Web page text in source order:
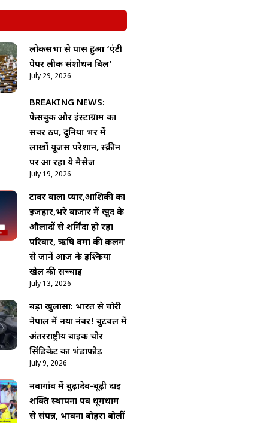
लोकसभा से पास हुआ ‘एंटी
पेपर लीक संशोधन बिल’
July 29, 2026
BREAKING NEWS:
फेसबुक और इंस्टाग्राम का
सर्वर ठप, दुनिया भर में
लाखों यूजर्स परेशान, स्क्रीन
पर आ रहा ये मैसेज
July 19, 2026
टावर वाला प्यार,आशिक़ी का
इजहार,भरे बाजार में खुद के
औलादों से शर्मिंदा हो रहा
परिवार, ऋषि वर्मा की क़लम
से जानें आज के इश्किया
खेल की सच्चाई
July 13, 2026
बड़ा खुलासा: भारत से चोरी
नेपाल में नया नंबर! बुटवल में
अंतरराष्ट्रीय बाइक चोर
सिंडिकेट का भंडाफोड़
July 9, 2026
नवागांव में बुढ़ादेव-बूढ़ी दाई
शक्ति स्थापना पर्व धूमधाम
से संपन्न, भावना बोहरा बोलीं